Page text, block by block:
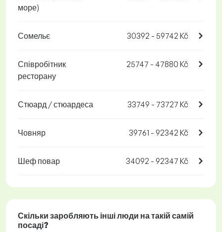
море)
Сомельє 30392 - 59742 Kč
Співробітник
ресторану
25747 - 47880 Kč
Стюард / стюардеса 33749 - 73727 Kč
Човняр 39761 - 92342 Kč
Шеф повар 34092 - 92347 Kč
Скільки заробляють інші люди на такій самій
посаді?